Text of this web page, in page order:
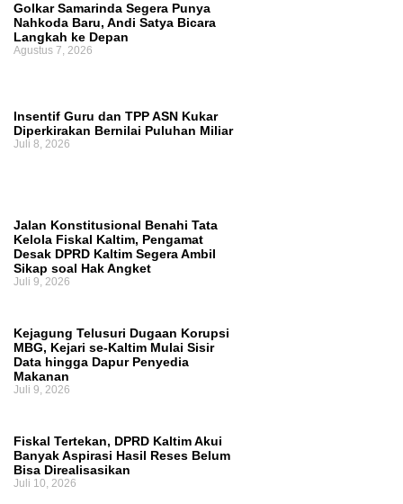
Golkar Samarinda Segera Punya
Nahkoda Baru, Andi Satya Bicara
Langkah ke Depan
Agustus 7, 2026
Insentif Guru dan TPP ASN Kukar
Diperkirakan Bernilai Puluhan Miliar
Juli 8, 2026
Jalan Konstitusional Benahi Tata
Kelola Fiskal Kaltim, Pengamat
Desak DPRD Kaltim Segera Ambil
Sikap soal Hak Angket
Juli 9, 2026
Kejagung Telusuri Dugaan Korupsi
MBG, Kejari se-Kaltim Mulai Sisir
Data hingga Dapur Penyedia
Makanan
Juli 9, 2026
Fiskal Tertekan, DPRD Kaltim Akui
Banyak Aspirasi Hasil Reses Belum
Bisa Direalisasikan
Juli 10, 2026